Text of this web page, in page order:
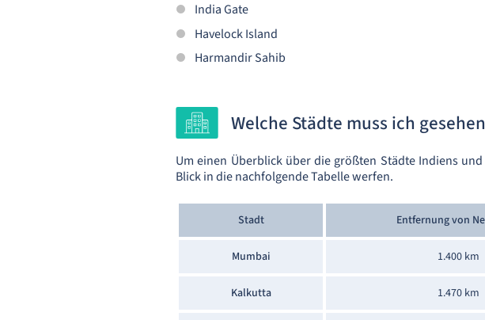
India Gate
Havelock Island
Harmandir Sahib
Welche Städte muss ich
Um einen Überblick über die größten Städte Indiens
Blick in die nachfolgende Tabelle werfen.
Stadt Entfernung von
Mumbai 1.400 km
Kalkutta 1.470 km